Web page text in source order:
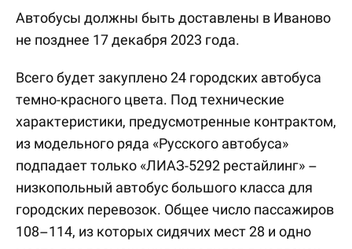
Автобусы должны быть доставлены в Иваново
не позднее 17 декабря 2023 года.
Всего будет закуплено 24 городских автобуса
темно-красного цвета. Под технические
характеристики, предусмотренные контрактом,
из модельного ряда «Русского автобуса»
подпадает только «ЛИАЗ-5292 рестайлинг» –
низкопольный автобус большого класса для
городских перевозок. Общее число пассажиров
108–114, из которых сидячих мест 28 и одно